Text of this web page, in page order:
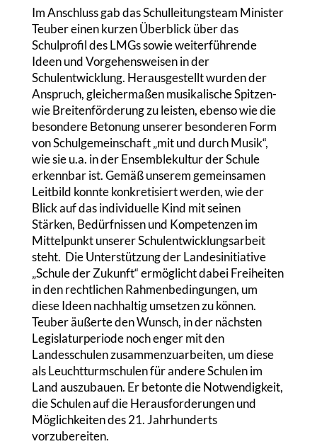
Im Anschluss gab das Schulleitungsteam Minister
Teuber einen kurzen Überblick über das
Schulprofil des LMGs sowie weiterführende
Ideen und Vorgehensweisen in der
Schulentwicklung. Herausgestellt wurden der
Anspruch, gleichermaßen musikalische Spitzen-
wie Breitenförderung zu leisten, ebenso wie die
besondere Betonung unserer besonderen Form
von Schulgemeinschaft „mit und durch Musik“,
wie sie u.a. in der Ensemblekultur der Schule
erkennbar ist. Gemäß unserem gemeinsamen
Leitbild konnte konkretisiert werden, wie der
Blick auf das individuelle Kind mit seinen
Stärken, Bedürfnissen und Kompetenzen im
Mittelpunkt unserer Schulentwicklungsarbeit
steht. Die Unterstützung der Landesinitiative
„Schule der Zukunft“ ermöglicht dabei Freiheiten
in den rechtlichen Rahmenbedingungen, um
diese Ideen nachhaltig umsetzen zu können.
Teuber äußerte den Wunsch, in der nächsten
Legislaturperiode noch enger mit den
Landesschulen zusammenzuarbeiten, um diese
als Leuchtturmschulen für andere Schulen im
Land auszubauen. Er betonte die Notwendigkeit,
die Schulen auf die Herausforderungen und
Möglichkeiten des 21. Jahrhunderts
vorzubereiten.